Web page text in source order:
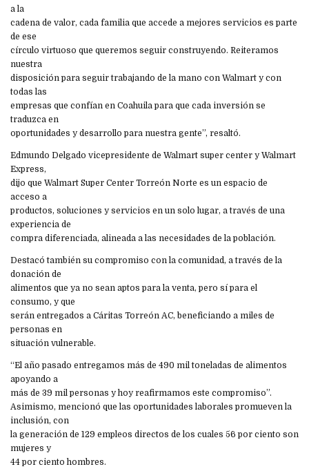
a la
cadena de valor, cada familia que accede a mejores servicios es parte
de ese
círculo virtuoso que queremos seguir construyendo. Reiteramos
nuestra
disposición para seguir trabajando de la mano con Walmart y con
todas las
empresas que confían en Coahuila para que cada inversión se
traduzca en
oportunidades y desarrollo para nuestra gente”, resaltó.
Edmundo Delgado vicepresidente de Walmart super center y Walmart
Express,
dijo que Walmart Super Center Torreón Norte es un espacio de
acceso a
productos, soluciones y servicios en un solo lugar, a través de una
experiencia de
compra diferenciada, alineada a las necesidades de la población.
Destacó también su compromiso con la comunidad, a través de la
donación de
alimentos que ya no sean aptos para la venta, pero sí para el
consumo, y que
serán entregados a Cáritas Torreón AC, beneficiando a miles de
personas en
situación vulnerable.
“El año pasado entregamos más de 490 mil toneladas de alimentos
apoyando a
más de 39 mil personas y hoy reafirmamos este compromiso”.
Asimismo, mencionó que las oportunidades laborales promueven la
inclusión, con
la generación de 129 empleos directos de los cuales 56 por ciento son
mujeres y
44 por ciento hombres.